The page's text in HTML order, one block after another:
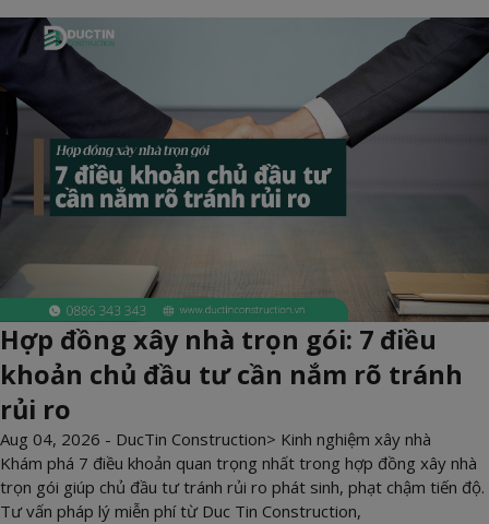
Hợp đồng xây nhà trọn gói: 7 điều
khoản chủ đầu tư cần nắm rõ tránh
rủi ro
Aug 04, 2026 - DucTin Construction> Kinh nghiệm xây nhà
Khám phá 7 điều khoản quan trọng nhất trong hợp đồng xây nhà
trọn gói giúp chủ đầu tư tránh rủi ro phát sinh, phạt chậm tiến độ.
Tư vấn pháp lý miễn phí từ Duc Tin Construction,